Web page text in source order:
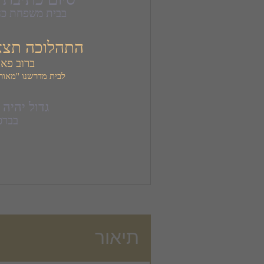
בבית משפחת כהן
התהלוכה תצא
ברוב
לבית מדרשנו ''מאור
גדול
תיאור